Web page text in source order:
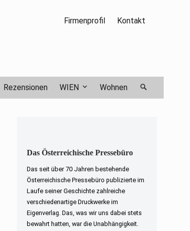
Firmenprofil Kontakt
Rezensionen WIEN Wohnen
Das Österreichische Pressebüro
Das seit über 70 Jahren bestehende
Österreichische Pressebüro publizierte im
Laufe seiner Geschichte zahlreiche
verschiedenartige Druckwerke im
Eigenverlag. Das, was wir uns dabei stets
bewahrt hatten, war die Unabhängigkeit.